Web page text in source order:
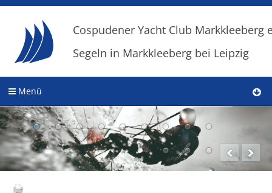
Cospudener Yacht Club Markkleeberg
Segeln in Markkleeberg bei Leipzig
Menü